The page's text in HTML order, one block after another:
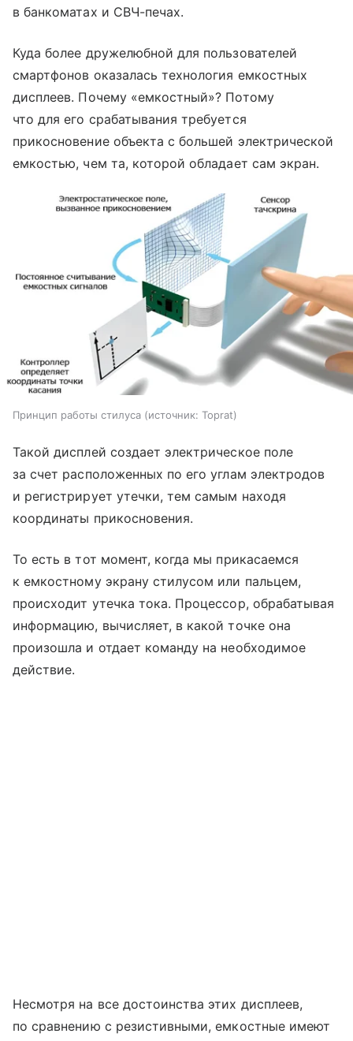
в банкоматах и СВЧ-печах.
Куда более дружелюбной для пользователей
смартфонов оказалась технология емкостных
дисплеев. Почему «емкостный»? Потому
что для его срабатывания требуется
прикосновение объекта с большей электрической
емкостью, чем та, которой обладает сам экран.
Принцип работы стилуса источник: Toprat
Такой дисплей создает электрическое поле
за счет расположенных по его углам электродов
и регистрирует утечки, тем самым находя
координаты прикосновения.
То есть в тот момент, когда мы прикасаемся
к емкостному экрану стилусом или пальцем,
происходит утечка тока. Процессор, обрабатывая
информацию, вычисляет, в какой точке она
произошла и отдает команду на необходимое
действие.
Несмотря на все достоинства этих дисплеев,
по сравнению с резистивными, емкостные имеют